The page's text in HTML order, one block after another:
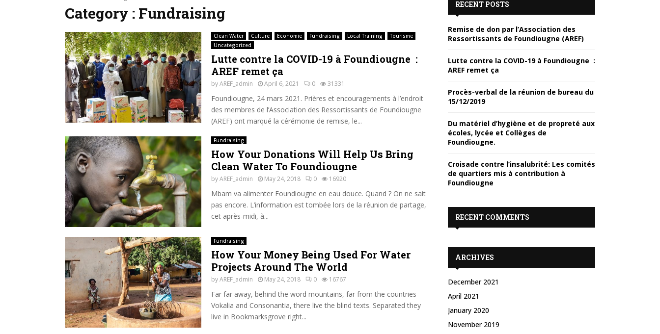
Category : Fundraising
Clean Water Culture Economie Fundraising Local Training
Tourisme
Uncategorized
Lutte contre la COVID-19 à Foundiougne :
AREF remet ça
byAREF_admin April 6, 2021 0 31331
Foundiougne, 24 mars 2021. Prières et encouragements à l’endroit
des membres de l’Association des Ressortissants de Foundiougne
(AREF) ont marqué la cérémonie de remise, le...
Fundraising
How Your Donations Will Help Us Bring
Clean Water To Foundiougne
byAREF_admin May 24, 2018 0 16920
Mbam va alimenter Foundiougne en eau douce. Quand ? On ne sait
pas encore. L’information est tombée lors de la réunion de partage,
cet après-midi, à...
Fundraising
How Your Money Being Used For Water
Projects Around The World
byAREF_admin May 24, 2018 0 16767
Far far away, behind the word mountains, far from the countries
Vokalia and Consonantia, there live the blind texts. Separated they
live in Bookmarksgrove right...
RECENT POSTS
Remise de don par l’Association des
Ressortissants de Foundiougne (AREF)
Lutte contre la COVID-19 à Foundiougne :
AREF remet ça
Procès-verbal de la réunion de bureau du
15/12/2019
Du matériel d’hygiène et de propreté aux
écoles, lycée et Collèges de
Foundiougne.
Croisade contre l’insalubrité: Les comités
de quartiers mis à contribution à
Foundiougne
RECENT COMMENTS
ARCHIVES
December 2021
April 2021
January 2020
November 2019